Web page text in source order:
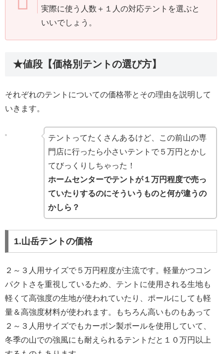
実際に使う人数＋１人の対応テントを選ぶと
いいでしょう。
★値段【価格別テントの選び方】
それぞれのテントについての価格帯とその理由を説明して
いきます。
テントってたくさんあるけど、この前山の専
門店に行ったら小さいテントで５万円とかし
てびっくりしちゃった！
ホームセンターでテントが１万円程度で売っ
ていたりするのにそういうものと何が違うの
かしら？
1.山岳テントの価格
２～３人用サイズで５万円程度が主流です。軽量かつコン
パクトさを重視しているため、テントに使用される生地も
軽くて高強度の生地が使われていたり、ポールにしても軽
量＆高強度材料が使われます。もちろん高いものもあって
２～３人用サイズでもカーボン製ポールを使用していて、
冬季の山での強風にも耐えられるテントだと１０万円以上